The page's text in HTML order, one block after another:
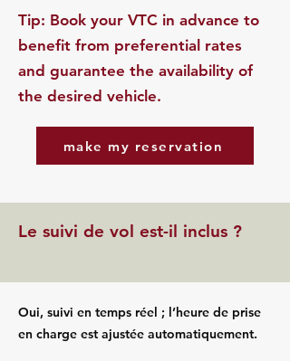
​Tip: Book your VTC in advance to
benefit from preferential rates
and guarantee the availability of
the desired vehicle.
make my reservation
Le suivi de vol est-il inclus ?
Oui, suivi en temps réel ; l’heure de prise
en charge est ajustée automatiquement.